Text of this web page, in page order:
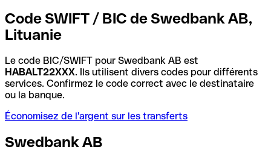
Code SWIFT / BIC de Swedbank AB,
Lituanie
Le code BIC/SWIFT pour Swedbank AB est
HABALT22XXX. Ils utilisent divers codes pour différents
services. Confirmez le code correct avec le destinataire
ou la banque.
Économisez de l'argent sur les transferts
Swedbank AB